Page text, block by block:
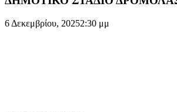
6 Δεκεμβρίου, 20252:30 μμ